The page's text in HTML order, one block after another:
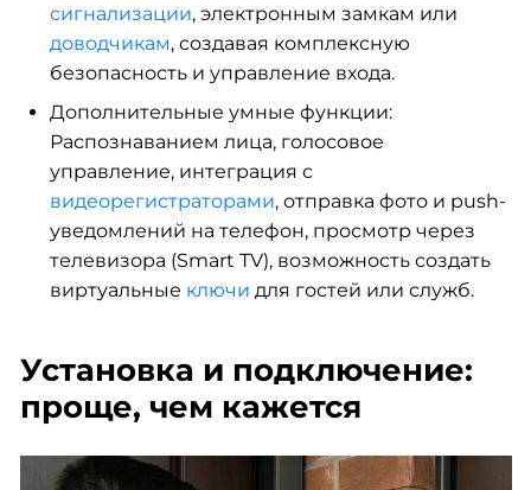
сигнализации, электронным замкам или
доводчикам, создавая комплексную
безопасность и управление входа.
Дополнительные умные функции:
Распознаванием лица, голосовое
управление, интеграция с
видеорегистраторами, отправка фото и push-
уведомлений на телефон, просмотр через
телевизора (Smart TV), возможность создать
виртуальные ключи для гостей или служб.
Установка и подключение:
проще, чем кажется